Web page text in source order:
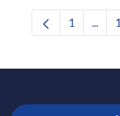
Página
1 ...